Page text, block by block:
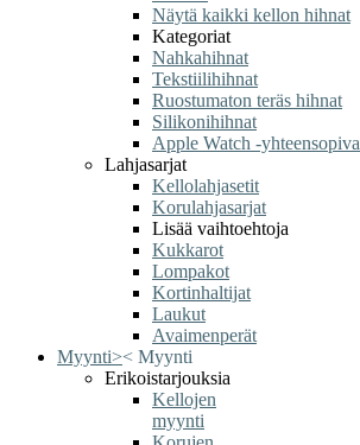
Näytä kaikki kellon hihnat
Kategoriat
Nahkahihnat
Tekstiilihihnat
Ruostumaton teräs hihnat
Silikonihihnat
Apple Watch -yhteensopiva
Lahjasarjat
Kellolahjasetit
Korulahjasarjat
Lisää vaihtoehtoja
Kukkarot
Lompakot
Kortinhaltijat
Laukut
Avaimenperät
Myynti>< Myynti
Erikoistarjouksia
Kellojen
myynti